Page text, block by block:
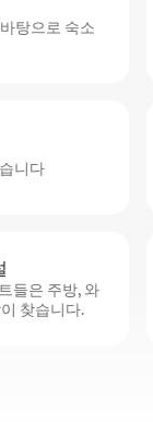
탕으로 숙소
니다
들은 주방, 와
찾습니다.